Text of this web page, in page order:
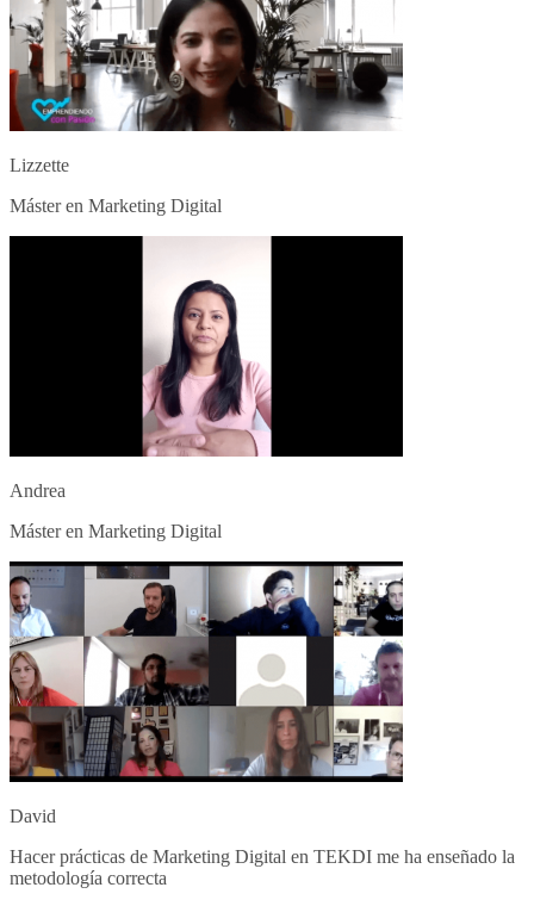
Lizzette
Máster en Marketing Digital
Andrea
Máster en Marketing Digital
David
Hacer prácticas de Marketing Digital en TEKDI me ha enseñado la
metodología correcta